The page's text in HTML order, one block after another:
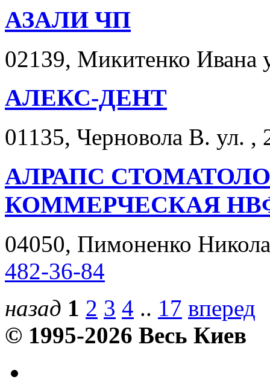
АЗАЛИ ЧП
02139, Микитенко Ивана
АЛЕКС-ДЕНТ
01135, Черновола В. ул. ,
АЛРАПС
КОММЕРЧЕСКАЯ
04050, Пимоненко
482-36-84
назад 1 2 3 4 .. 17 вперед
© 1995-2026 Весь Киев